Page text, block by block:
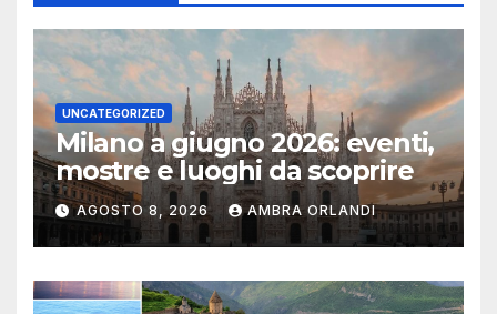
UNCATEGORIZED
Milano a giugno 2026: eventi,
mostre e luoghi da scoprire
AGOSTO 8, 2026 AMBRA ORLANDI